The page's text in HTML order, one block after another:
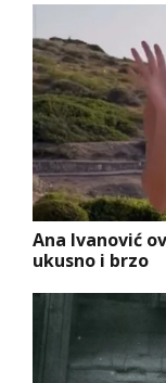
Ana Ivanović
ukusno i brzo